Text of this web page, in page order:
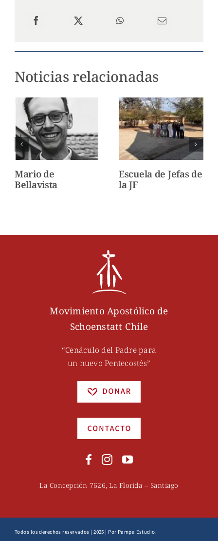
Noticias relacionadas
Mario de
Bellavista
Escuela de Jefas de
la JF
Movimiento Apostólico de
Schoenstatt Chile
“Cenáculo del Padre para
un nuevo Pentecostés”
La Concepción 7626, La Florida – Santiago
Todos los derechos reservados | 2025 | Por Pampa Estudio.